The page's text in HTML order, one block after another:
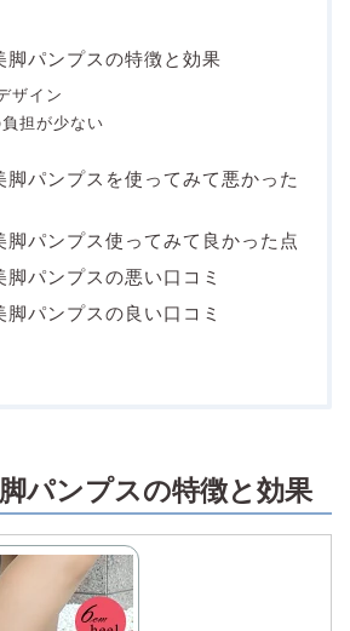
脚パンプスの特徴と効果
ザイン
担が少ない
脚パンプスを使ってみて悪かった
脚パンプス使ってみて良かった点
脚パンプスの悪い口コミ
脚パンプスの良い口コミ
パンプスの特徴と効果